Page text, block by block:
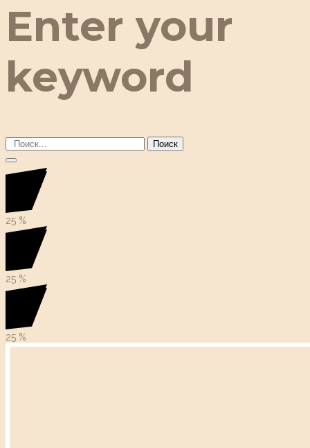
Enter your
keyword
Поиск
25 %
25 %
25 %